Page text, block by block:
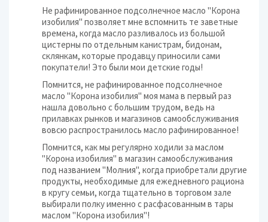
Не рафинированное подсолнечное масло "Корона
изобилия" позволяет мне вспомнить те заветные
времена, когда масло разливалось из большой
цистерны по отдельным канистрам, бидонам,
склянкам, которые продавцу приносили сами
покупатели! Это были мои детские годы!
Помнится, не рафинированное подсолнечное
масло "Корона изобилия" моя мама в первый раз
нашла довольно с большим трудом, ведь на
прилавках рынков и магазинов самообслуживания
вовсю распространилось масло рафинированное!
Помнится, как мы регулярно ходили за маслом
"Корона изобилия" в магазин самообслуживания
под названием "Молния", когда приобретали другие
продукты, необходимые для ежедневного рациона
в кругу семьи, когда тщательно в торговом зале
выбирали полку именно с расфасованным в тары
маслом "Корона изобилия"!